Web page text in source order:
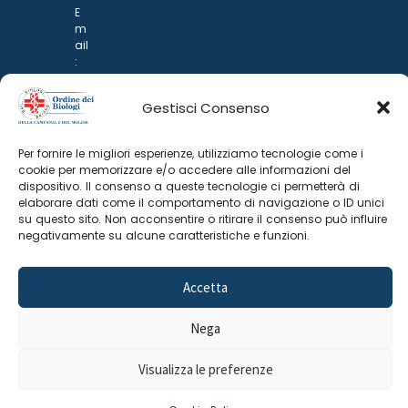
Gestisci Consenso
Per fornire le migliori esperienze, utilizziamo tecnologie come i
cookie per memorizzare e/o accedere alle informazioni del
dispositivo. Il consenso a queste tecnologie ci permetterà di
elaborare dati come il comportamento di navigazione o ID unici
su questo sito. Non acconsentire o ritirare il consenso può influire
negativamente su alcune caratteristiche e funzioni.
Accetta
Nega
Visualizza le preferenze
E
m
ail
:
rp
d
@
p
n
ar
i.it
Privacy Policy